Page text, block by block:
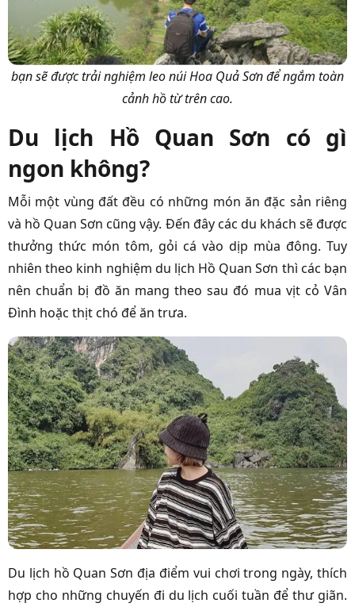
bạn sẽ được trải nghiệm leo núi Hoa Quả Sơn để ngắm toàn
cảnh hồ từ trên cao.
Du lịch Hồ Quan Sơn có gì
ngon không?
Mỗi một vùng đất đều có những món ăn đặc sản riêng
và hồ Quan Sơn cũng vậy. Đến đây các du khách sẽ được
thưởng thức món tôm, gỏi cá vào dịp mùa đông. Tuy
nhiên theo kinh nghiệm du lịch Hồ Quan Sơn thì các bạn
nên chuẩn bị đồ ăn mang theo sau đó mua vịt cỏ Vân
Đình hoặc thịt chó để ăn trưa.
Du lịch hồ Quan Sơn địa điểm vui chơi trong ngày, thích
hợp cho những chuyến đi du lịch cuối tuần để thư giãn.